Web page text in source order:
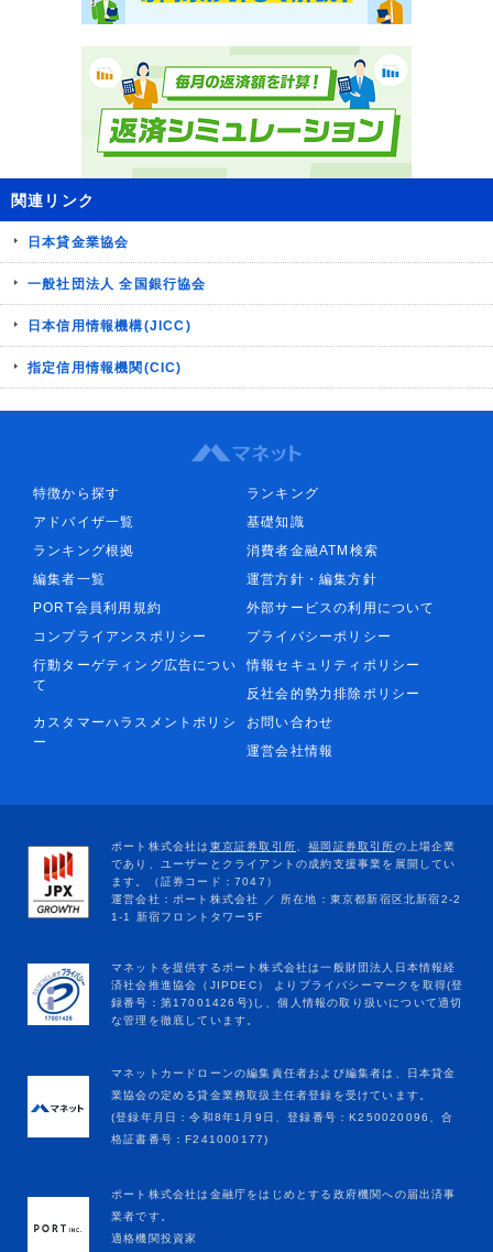
関連リンク
日本貸金業協会
一般社団法人 全国銀行協会
日本信用情報機構(JICC)
指定信用情報機関(CIC)
特徴から探す
ランキング
アドバイザ一覧
基礎知識
ランキング根拠
消費者金融ATM検索
編集者一覧
運営方針・編集方針
PORT会員利用規約
外部サービスの利用について
コンプライアンスポリシー
プライバシーポリシー
行動ターゲティング広告につい
て
情報セキュリティポリシー
反社会的勢力排除ポリシー
カスタマーハラスメントポリシ
ー
お問い合わせ
運営会社情報
マネットカードローンの編集責任者および編集者は、日本貸金
業協会の定める貸金業務取扱主任者登録を受けています。
(登録年月日：令和8年1月9日、登録番号：K250020096、合
格証書番号：F241000177)
ポート株式会社は金融庁をはじめとする政府機関への届出済事
業者です。
適格機関投資家